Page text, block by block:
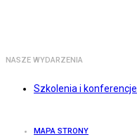
NASZE WYDARZENIA
Szkolenia i konferencje
MAPA STRONY